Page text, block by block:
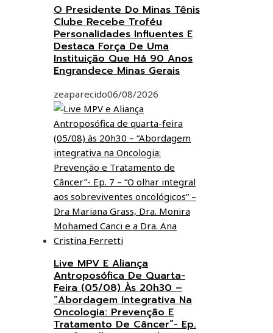
O Presidente Do Minas Tênis
Clube Recebe Troféu
Personalidades Influentes E
Destaca Força De Uma
Instituição Que Há 90 Anos
Engrandece Minas Gerais
zeaparecido06/08/2026
Live MPV E Aliança
Antroposófica De Quarta-
Feira (05/08) Às 20h30 –
“Abordagem Integrativa Na
Oncologia: Prevenção E
Tratamento De Câncer”- Ep.